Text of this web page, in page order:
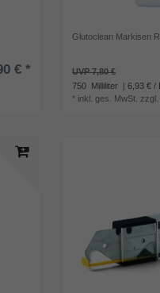
€ *
Glutoclean Markisen
UVP 7,80 €
750 Milliliter | 6,93 € /
* inkl. ges. MwSt.